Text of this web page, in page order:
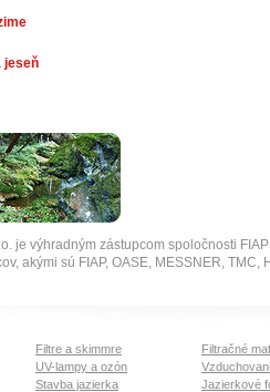
jeseň
je výhradným zástupcom spoločnosti
akými sú FIAP, OASE, MESSNER, TMC,
Filtre a skimmre
Filtračné
UV-lampy a ozón
Stavba jazierka
Jazierkové